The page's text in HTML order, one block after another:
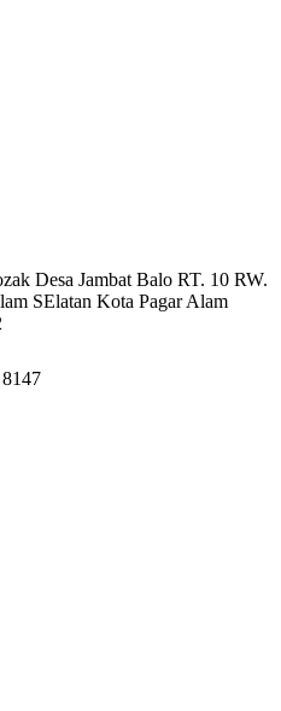
Desa Jambat Balo RT. 10 RW.
SElatan Kota Pagar Alam